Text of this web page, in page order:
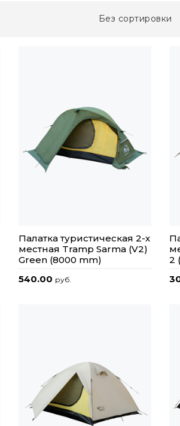
Без сортировки
Палатка туристическая 2-х
местная Tramp Sarma (V2)
Green (8000 mm)
540.00 руб.
2